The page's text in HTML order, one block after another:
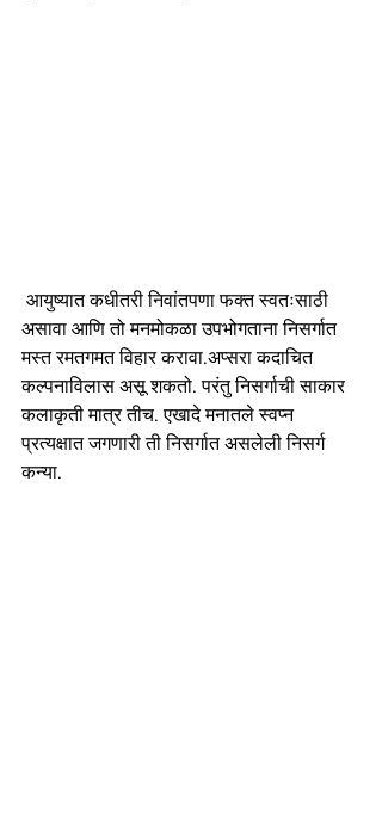
असावा आणि तो मनमोकळा उपभोगताना निसर्गात
मस्त रमतगमत विहार करावा.अप्सरा कदाचित
कल्पनाविलास असू शकतो. परंतु निसर्गाची साकार
कलाकृती मात्र तीच. एखादे मनातले स्वप्न
प्रत्यक्षात जगणारी ती निसर्गात असलेली निसर्ग
कन्या.